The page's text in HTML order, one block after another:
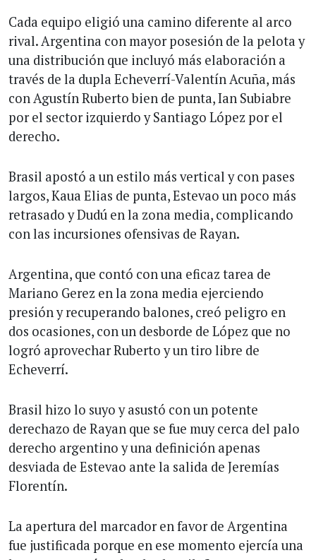
Cada equipo eligió una camino diferente al arco
rival. Argentina con mayor posesión de la pelota y
una distribución que incluyó más elaboración a
través de la dupla Echeverrí-Valentín Acuña, más
con Agustín Ruberto bien de punta, Ian Subiabre
por el sector izquierdo y Santiago López por el
derecho.
Brasil apostó a un estilo más vertical y con pases
largos, Kaua Elias de punta, Estevao un poco más
retrasado y Dudú en la zona media, complicando
con las incursiones ofensivas de Rayan.
Argentina, que contó con una eficaz tarea de
Mariano Gerez en la zona media ejerciendo
presión y recuperando balones, creó peligro en
dos ocasiones, con un desborde de López que no
logró aprovechar Ruberto y un tiro libre de
Echeverrí.
Brasil hizo lo suyo y asustó con un potente
derechazo de Rayan que se fue muy cerca del palo
derecho argentino y una definición apenas
desviada de Estevao ante la salida de Jeremías
Florentín.
La apertura del marcador en favor de Argentina
fue justificada porque en ese momento ejercía una